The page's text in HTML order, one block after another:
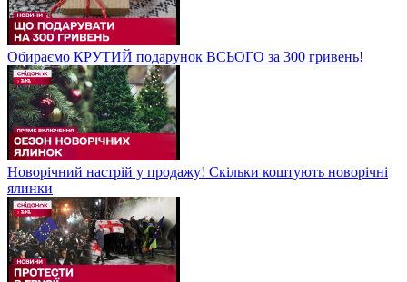
Обираємо КРУТИЙ подарунок ВСЬОГО за 300 гривень!
Новорічний настрій у продажу! Скільки коштують новорічні
ялинки